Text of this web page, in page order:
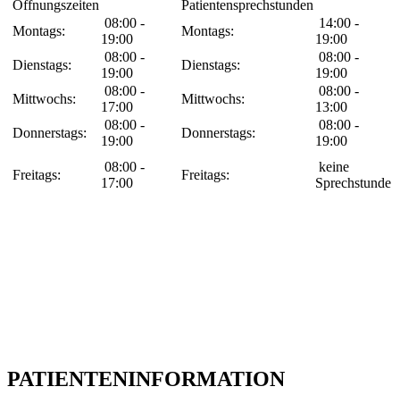
Öffnungszeiten
Patientensprechstunden
Montags:
08:00 -
19:00
Montags:
14:00 -
19:00
Dienstags:
08:00 -
19:00
Dienstags:
08:00 -
19:00
Mittwochs:
08:00 -
17:00
Mittwochs:
08:00 -
13:00
Donnerstags:
08:00 -
19:00
Donnerstags:
08:00 -
19:00
Freitags:
08:00 -
17:00
Freitags:
keine
Sprechstunde
PATIENTENINFORMATION